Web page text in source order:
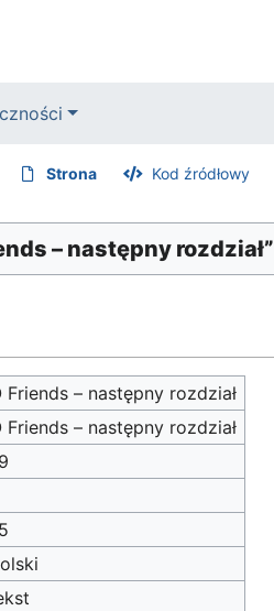
Strona Kod źródłowy
– następny rozdział”
Friends – następny rozdział
Friends – następny rozdział